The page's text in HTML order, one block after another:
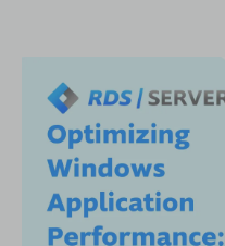
2. Основные метрики
мониторинга
3. Лучшие практики
приложений в средах
4. Расширенные